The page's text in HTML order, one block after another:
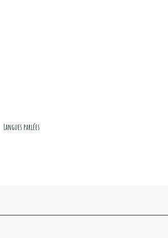
Langues parlées
Langues parlées